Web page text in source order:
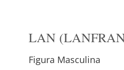
LAN
Figura Masculina